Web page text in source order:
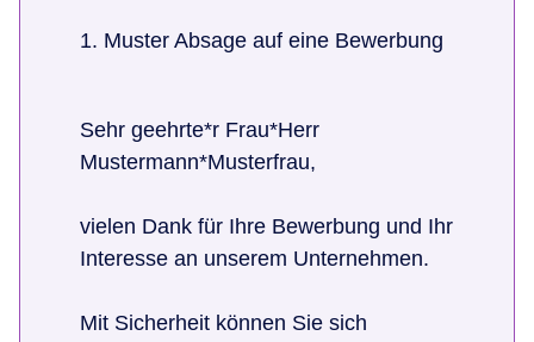
1. Muster Absage auf eine Bewerbung
Sehr geehrte*r Frau*Herr
Mustermann*Musterfrau,
vielen Dank für Ihre Bewerbung und Ihr
Interesse an unserem Unternehmen.
Mit Sicherheit können Sie sich